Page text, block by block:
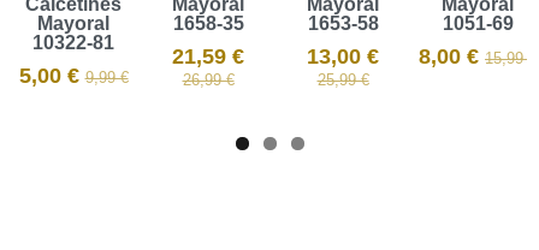
Calcetines
Mayoral
10322-81
5,00 €9,99 €
Mayoral
1658-35
21,59 €
26,99 €
Mayoral
1653-58
13,00 €
25,99 €
Mayoral
1051-69
8,00 € 15,99 €